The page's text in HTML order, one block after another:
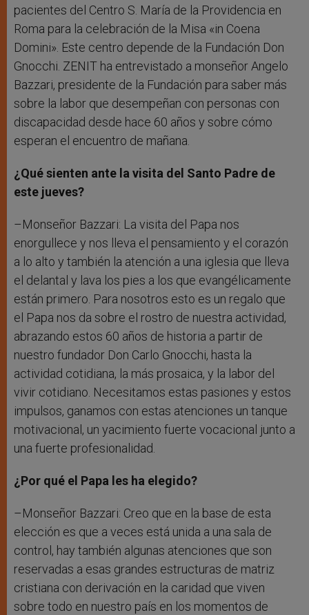
pacientes del Centro S. María de la Providencia en
Roma para la celebración de la Misa «in Coena
Domini». Este centro depende de la Fundación Don
Gnocchi. ZENIT ha entrevistado a monseñor Angelo
Bazzari, presidente de la Fundación para saber más
sobre la labor que desempeñan con personas con
discapacidad desde hace 60 años y sobre cómo
esperan el encuentro de mañana.
¿Qué sienten ante la visita del Santo Padre de
este jueves?
–Monseñor Bazzari: La visita del Papa nos
enorgullece y nos lleva el pensamiento y el corazón
a lo alto y también la atención a una iglesia que lleva
el delantal y lava los pies a los que evangélicamente
están primero. Para nosotros esto es un regalo que
el Papa nos da sobre el rostro de nuestra actividad,
abrazando estos 60 años de historia a partir de
nuestro fundador Don Carlo Gnocchi, hasta la
actividad cotidiana, la más prosaica, y la labor del
vivir cotidiano. Necesitamos estas pasiones y estos
impulsos, ganamos con estas atenciones un tanque
motivacional, un yacimiento fuerte vocacional junto a
una fuerte profesionalidad.
¿Por qué el Papa les ha elegido?
–Monseñor Bazzari: Creo que en la base de esta
elección es que a veces está unida a una sala de
control, hay también algunas atenciones que son
reservadas a esas grandes estructuras de matriz
cristiana con derivación en la caridad que viven
sobre todo en nuestro país en los momentos de